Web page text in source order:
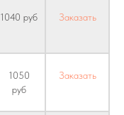
1040 руб Заказать
1050
руб
Заказать